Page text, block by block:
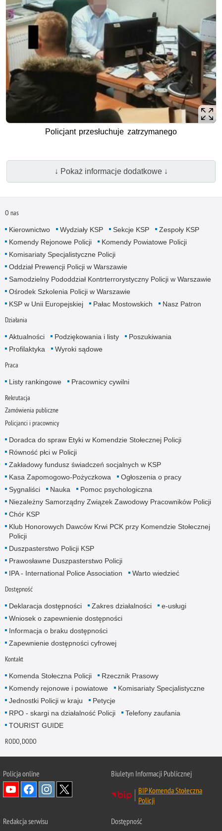
Policjant przesłuchuje zatrzymanego
↓ Pokaż informacje dodatkowe ↓
O nas
Kierownictwo Wydziały KSP Sekcje KSP
Zespoły KSP
Komendy Rejonowe Policji
Komendy Powiatowe Policji
Komisariaty Specjalistyczne Policji
Oddział Prewencji Policji w Warszawie
Samodzielny Pododdział Kontrterrorystyczny Policji w Warszawie
Ośrodek Szkolenia Policji w Warszawie
KSP w Unii Europejskiej
Pałac Mostowskich Nasz Patron
Działania
Aktualności Podziękowania i listy
Poszukiwania
Profilaktyka
Wyroki sądowe
Praca
Listy rankingowe Pracownicy cywilni
Rekrutacja
Zamówienia publiczne
Policjanci i pracownicy
Doradca do spraw Etyki w Komendzie Stołecznej Policji
Równość płci w Policji
Zakładowy fundusz świadczeń socjalnych w KSP
Kasa Zapomogowo-Pożyczkowa
Ogłoszenia o pracy
Sygnaliści
Nauka
Pomoc psychologiczna
Niezależny Samorządny Związek Zawodowy Pracowników Policji
Chór KSP
Klub Honorowych Dawców Krwi PCK przy Komendzie Stołecznej
Policji
Duszpasterstwo Policji KSP
Prawosławne Duszpasterstwo Policji
IPA - International Police Association
Warto wiedzieć
Dostępność
Deklaracja dostępności Zakres działalności
e-usługi
Wniosek o zapewnienie dostępności
Informacja o braku dostępności
Zapewnienie dostępności cyfrowej
Kontakt
Komenda Stołeczna Policji
Rzecznik Prasowy
Komendy rejonowe i powiatowe
Komisariaty Specjalistyczne
Jednostki Policji w kraju
Petycje
RPO - skargi na działalność Policji
Telefony zaufania
TOURIST GUIDE
RODO, DODO
Policja online
Biuletyn Informacji Publicznej
BIP Komenda Stołeczna
Policji
Redakcja serwisu Dostępność